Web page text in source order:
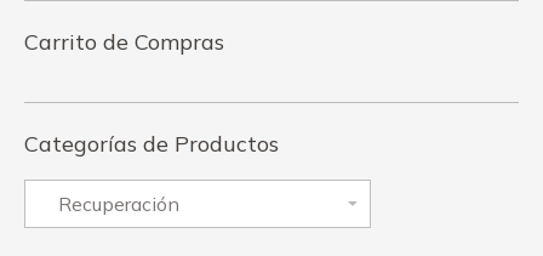
Carrito de Compras
Categorías de Productos